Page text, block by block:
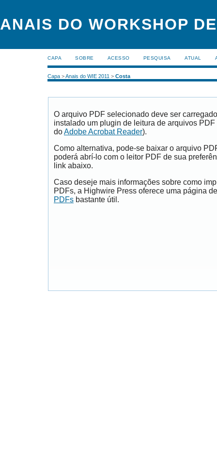
ANAIS DO WORKSHOP
CAPA SOBRE ACESSO PESQUISA ATUAL
Capa >Anais do WIE 2011 > Costa
O arquivo PDF selecionado deve ser
instalado um plugin de leitura de arquivos
doAdobe Acrobat Reader).
Como alternativa, pode-se baixar o arquivo
poderá abrí-lo com o leitor PDF de sua
link abaixo.
Caso deseje mais informações sobre como
PDFs, a Highwire Press oferece uma página
PDFs bastante útil.